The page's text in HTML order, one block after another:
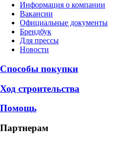
Информация о компании
Вакансии
Официальные документы
Брендбук
Для прессы
Новости
Способы покупки
Ход строительства
Помощь
Партнерам